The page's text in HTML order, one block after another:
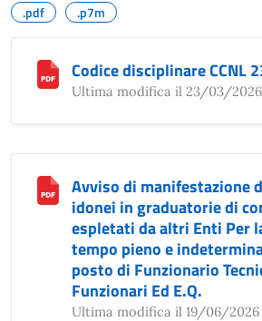
.pdf .p7m
Codice disciplinare CCNL
Ultima modifica il 23/03/2026
Avviso di manifestazione
idonei in graduatorie di
espletati da altri Enti Per
tempo pieno e
posto di Funzionario
Funzionari Ed E.Q.
Ultima modifica il 19/06/2026